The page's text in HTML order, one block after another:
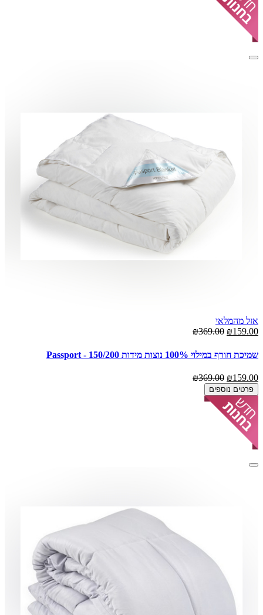
אזל מהמלאי
₪159.00
₪369.00
שמיכת חורף במילוי 100% נוצות מידות 150/200 - Passport
₪159.00
₪369.00
פרטים נוספים